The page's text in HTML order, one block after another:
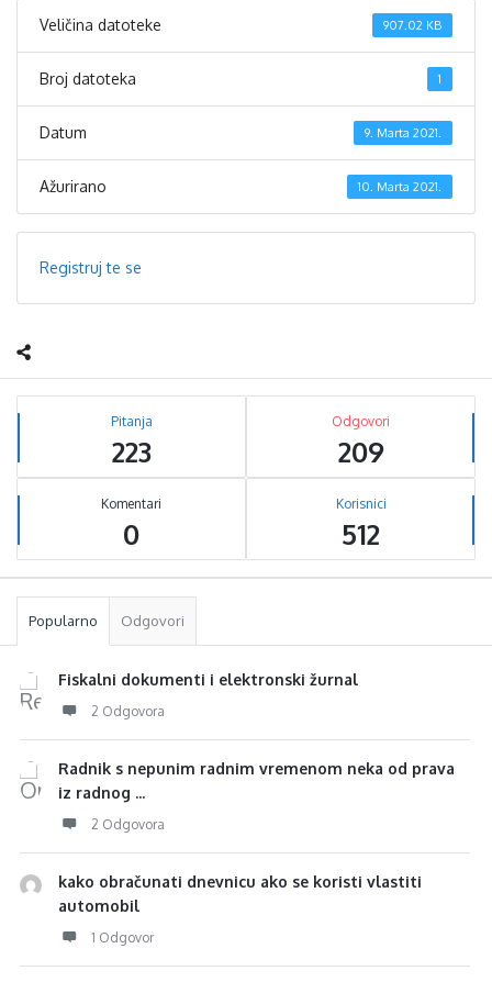
Veličina datoteke 907.02 KB
Broj datoteka 1
Datum 9. Marta 2021.
Ažurirano 10. Marta 2021.
Registruj te se
Sidebar
Stats Pitanja
223
Odgovori
209
Komentari
0
Korisnici
512
Popularno Odgovori
Fiskalni dokumenti i elektronski žurnal
2 Odgovora
Radnik s nepunim radnim vremenom neka od prava
iz radnog ...
2 Odgovora
kako obračunati dnevnicu ako se koristi vlastiti
automobil
1 Odgovor